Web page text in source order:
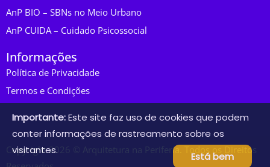
AnP BIO – SBNs no Meio Urbano
AnP CUIDA – Cuidado Psicossocial
Informações
Política de Privacidade
Termos e Condições
Copyright 2026 © Arquitetura na Periferia. Todos os Direitos
Importante:Este site faz uso de cookies que podem
conter informações de rastreamento sobre os
visitantes.
Está bem